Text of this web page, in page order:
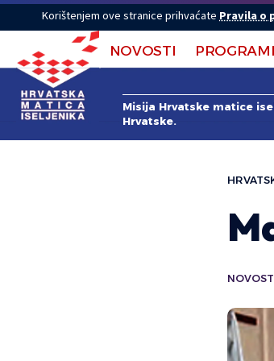
Korištenjem ove stranice prihvaćate Pravila o
NOVOSTI PROGRAMI
Misija Hrvatske matice
Hrvatske.